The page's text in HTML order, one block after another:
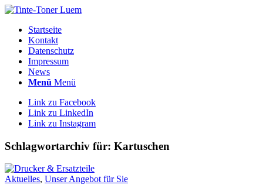
Startseite
Kontakt
Datenschutz
Impressum
News
Menü Menü
Link zu Facebook
Link zu LinkedIn
Link zu Instagram
Schlagwortarchiv für: Kartuschen
Aktuelles, Unser Angebot für Sie